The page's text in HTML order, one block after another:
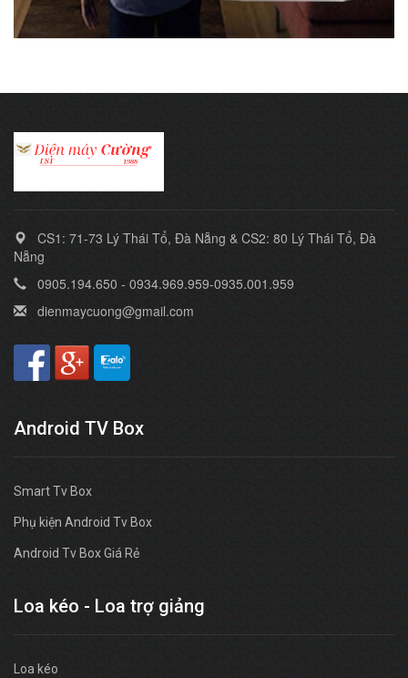
CS1: 71-73 Lý Thái Tổ, Đà Nẵng & CS2: 80 Lý Thái Tổ, Đà
Nẵng
0905.194.650 - 0934.969.959-0935.001.959
dienmaycuong@gmail.com
Android TV Box
Smart Tv Box
Phụ kiện Android Tv Box
Android Tv Box Giá Rẻ
Loa kéo - Loa trợ giảng
Loa kéo